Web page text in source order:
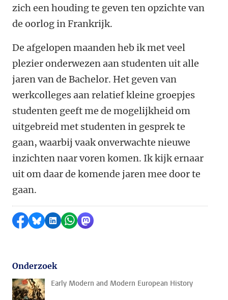
zich een houding te geven ten opzichte van
de oorlog in Frankrijk.
De afgelopen maanden heb ik met veel
plezier onderwezen aan studenten uit alle
jaren van de Bachelor. Het geven van
werkcolleges aan relatief kleine groepjes
studenten geeft me de mogelijkheid om
uitgebreid met studenten in gesprek te
gaan, waarbij vaak onverwachte nieuwe
inzichten naar voren komen. Ik kijk ernaar
uit om daar de komende jaren mee door te
gaan.
Delen op Facebook
Delen via Bluesky
Delen op LinkedIn
Delen via WhatsApp
Delen via Mastodon
Onderzoek
Early Modern and Modern European History